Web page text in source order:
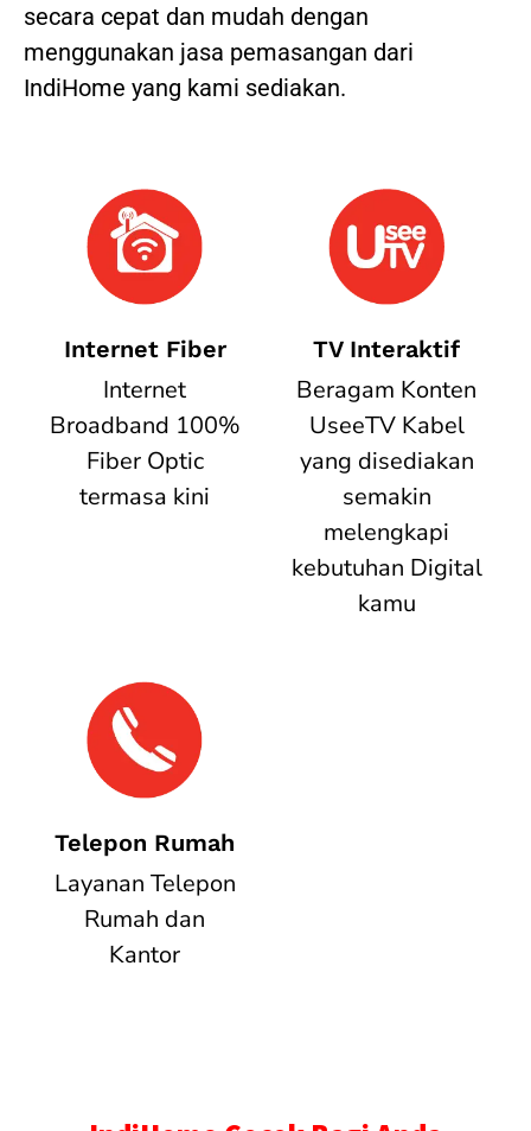
secara cepat dan mudah dengan
menggunakan jasa pemasangan dari
IndiHome yang kami sediakan.
Internet Fiber
Internet
Broadband 100%
Fiber Optic
termasa kini
TV Interaktif
Beragam Konten
UseeTV Kabel
yang disediakan
semakin
melengkapi
kebutuhan Digital
kamu
Telepon Rumah
Layanan Telepon
Rumah dan
Kantor